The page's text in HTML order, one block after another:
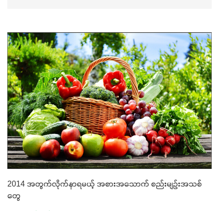
2014 အတွက်လိုက်နာရမယ့် အစားအသောက် စည်းမျဉ်းအသစ်
တွေ